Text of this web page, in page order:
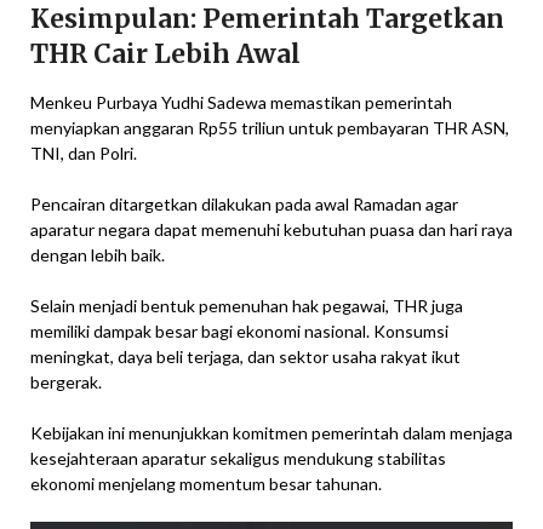
Kesimpulan: Pemerintah Targetkan
THR Cair Lebih Awal
Menkeu Purbaya Yudhi Sadewa memastikan pemerintah
menyiapkan anggaran Rp55 triliun untuk pembayaran THR ASN,
TNI, dan Polri.
Pencairan ditargetkan dilakukan pada awal Ramadan agar
aparatur negara dapat memenuhi kebutuhan puasa dan hari raya
dengan lebih baik.
Selain menjadi bentuk pemenuhan hak pegawai, THR juga
memiliki dampak besar bagi ekonomi nasional. Konsumsi
meningkat, daya beli terjaga, dan sektor usaha rakyat ikut
bergerak.
Kebijakan ini menunjukkan komitmen pemerintah dalam menjaga
kesejahteraan aparatur sekaligus mendukung stabilitas
ekonomi menjelang momentum besar tahunan.